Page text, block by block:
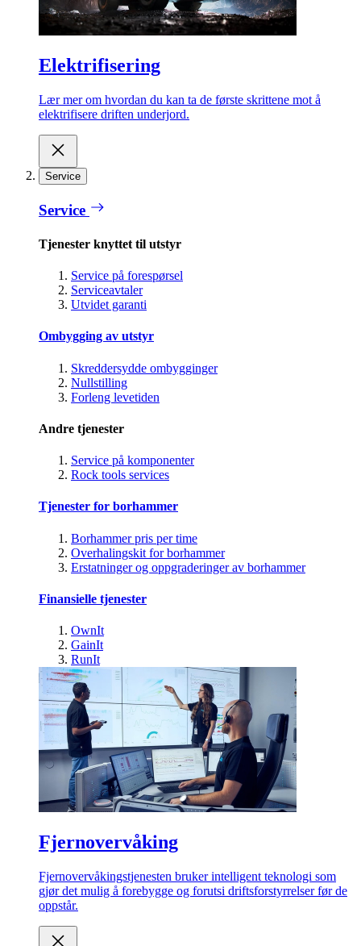
Elektrifisering
Lær mer om hvordan du kan ta de første skrittene mot å
elektrifisere driften underjord.
Service
Service
Tjenester knyttet til utstyr
Service på forespørsel
Serviceavtaler
Utvidet garanti
Ombygging av utstyr
Skreddersydde ombygginger
Nullstilling
Forleng levetiden
Andre tjenester
Service på komponenter
Rock tools services
Tjenester for borhammer
Borhammer pris per time
Overhalingskit for borhammer
Erstatninger og oppgraderinger av borhammer
Finansielle tjenester
OwnIt
GainIt
RunIt
Fjernovervåking
Fjernovervåkingstjenesten bruker intelligent teknologi som
gjør det mulig å forebygge og forutsi driftsforstyrrelser før de
oppstår.